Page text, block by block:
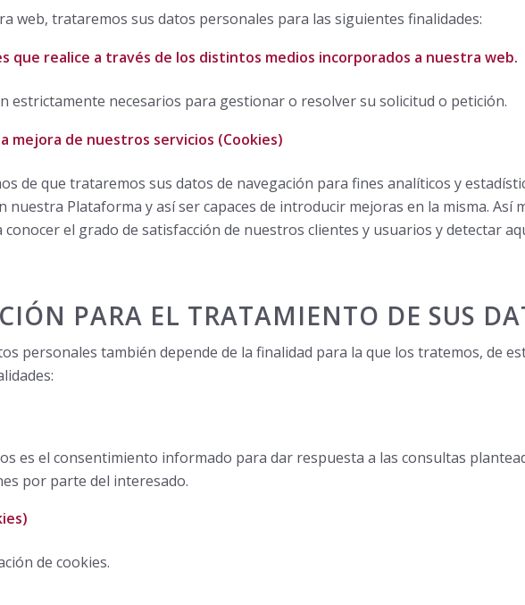
web, trataremos sus datos personales para las siguientes finalidades:
que realice a través de los distintos medios incorporados a nuestra web.
estrictamente necesarios para gestionar o resolver su solicitud o petición.
mejora de nuestros servicios (Cookies)
de que trataremos sus datos de navegación para fines analíticos y
Plataforma y así ser capaces de introducir mejoras en la misma. Así
conocer el grado de satisfacción de nuestros clientes y usuarios y detectar
PARA EL TRATAMIENTO DE SUS
personales también depende de la finalidad para la que los tratemos, de
es el consentimiento informado para dar respuesta a las consultas
por parte del interesado.
de cookies.